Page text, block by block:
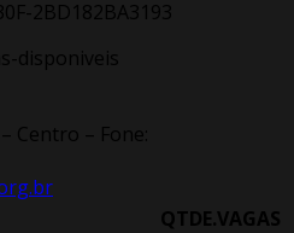
disponiveis
Centro – Fone:
QTDE.VAGAS